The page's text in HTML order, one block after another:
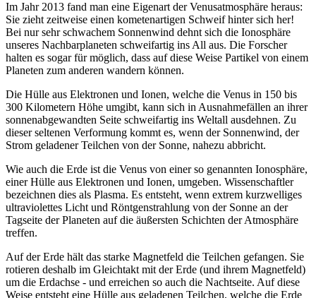
Im Jahr 2013 fand man eine Eigenart der Venusatmosphäre heraus:
Sie zieht zeitweise einen kometenartigen Schweif hinter sich her!
Bei nur sehr schwachem Sonnenwind dehnt sich die Ionosphäre
unseres Nachbarplaneten schweifartig ins All aus. Die Forscher
halten es sogar für möglich, dass auf diese Weise Partikel von einem
Planeten zum anderen wandern können.
Die Hülle aus Elektronen und Ionen, welche die Venus in 150 bis
300 Kilometern Höhe umgibt, kann sich in Ausnahmefällen an ihrer
sonnenabgewandten Seite schweifartig ins Weltall ausdehnen. Zu
dieser seltenen Verformung kommt es, wenn der Sonnenwind, der
Strom geladener Teilchen von der Sonne, nahezu abbricht.
Wie auch die Erde ist die Venus von einer so genannten Ionosphäre,
einer Hülle aus Elektronen und Ionen, umgeben. Wissenschaftler
bezeichnen dies als Plasma. Es entsteht, wenn extrem kurzwelliges
ultraviolettes Licht und Röntgenstrahlung von der Sonne an der
Tagseite der Planeten auf die äußersten Schichten der Atmosphäre
treffen.
Auf der Erde hält das starke Magnetfeld die Teilchen gefangen. Sie
rotieren deshalb im Gleichtakt mit der Erde (und ihrem Magnetfeld)
um die Erdachse - und erreichen so auch die Nachtseite. Auf diese
Weise entsteht eine Hülle aus geladenen Teilchen, welche die Erde